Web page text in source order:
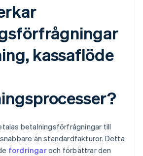
kassaflöde
betalningsförfrågningar till
än standardfakturor. Detta
fordringaroch förbättrar den